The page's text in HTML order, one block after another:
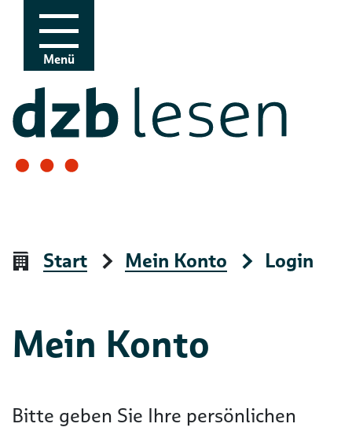
Zur Navigation
Zum Inhalt
Menü
Start Mein Konto Login
Mein Konto
Bitte geben Sie Ihre persönlichen